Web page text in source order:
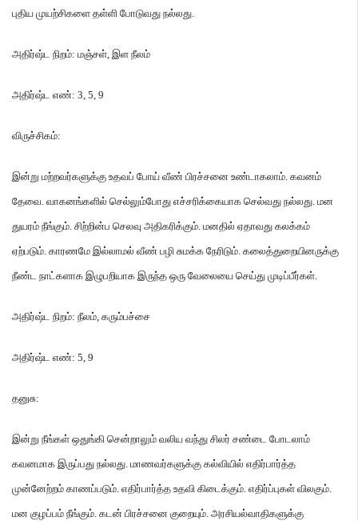
புதிய முயற்சிகளை தள்ளி போடுவது நல்லது.
அதிர்ஷ்ட நிறம்: மஞ்சள், இள நீலம்
அதிர்ஷ்ட எண்: 3, 5, 9
விருச்சிகம்:
இன்று மற்றவர்களுக்கு உதவப் போய் வீண் பிரச்சனை உண்டாகலாம். கவனம்
தேவை. வாகனங்களில் செல்லும்போது எச்சரிக்கையாக செல்வது நல்லது. மன
துயரம் நீங்கும். சிற்றின்ப செலவு அதிகரிக்கும். மனதில் ஏதாவது கலக்கம்
ஏற்படும். காரணமே இல்லாமல் வீண் பழி சுமக்க நேரிடும். கலைத்துறையினருக்கு
நீண்ட நாட்களாக இழுபறியாக இருந்த ஒரு வேலையை செய்து முடிப்பீர்கள்.
அதிர்ஷ்ட நிறம்: நீலம், கரும்பச்சை
அதிர்ஷ்ட எண்: 5, 9
தனுசு:
இன்று நீங்கள் ஒதுங்கி சென்றாலும் வலிய வந்து சிலர் சண்டை போடலாம்
கவனமாக இருப்பது நல்லது. மாணவர்களுக்கு கல்வியில் எதிர்பார்த்த
முன்னேற்றம் காணப்படும். எதிர்பார்த்த உதவி கிடைக்கும். எதிர்ப்புகள் விலகும்.
மன குழப்பம் நீங்கும். கடன் பிரச்சனை குறையும். அரசியல்வாதிகளுக்கு